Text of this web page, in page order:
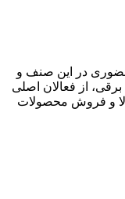
فعالیت حضوری در این صنف و
برقی، از فعالان اصلی
و فروش محصولات